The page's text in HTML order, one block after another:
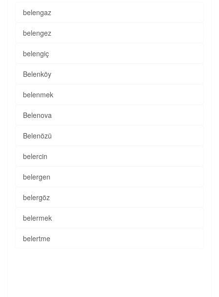
belengaz
belengez
belengiç
Belenköy
belenmek
Belenova
Belenözü
belercin
belergen
belergöz
belermek
belertme